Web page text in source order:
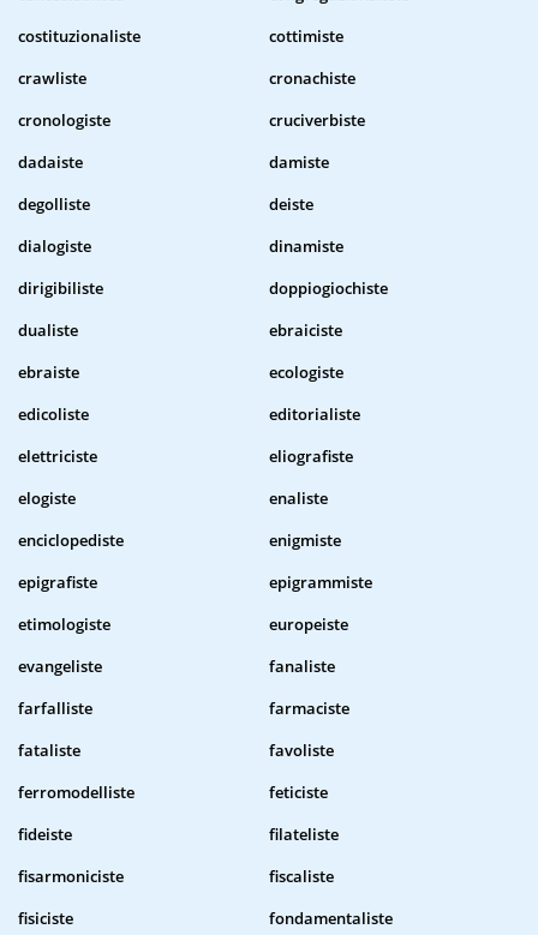
costituzionaliste
cottimiste
crawliste
cronachiste
cronologiste
cruciverbiste
dadaiste
damiste
degolliste
deiste
dialogiste
dinamiste
dirigibiliste
doppiogiochiste
dualiste
ebraiciste
ebraiste
ecologiste
edicoliste
editorialiste
elettriciste
eliografiste
elogiste
enaliste
enciclopediste
enigmiste
epigrafiste
epigrammiste
etimologiste
europeiste
evangeliste
fanaliste
farfalliste
farmaciste
fataliste
favoliste
ferromodelliste
feticiste
fideiste
filateliste
fisarmoniciste
fiscaliste
fisiciste
fondamentaliste